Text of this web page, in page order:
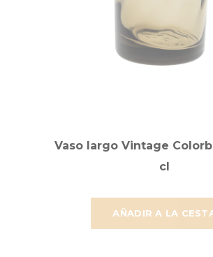
AÑADIR A LA
Vaso largo Vintage
cl